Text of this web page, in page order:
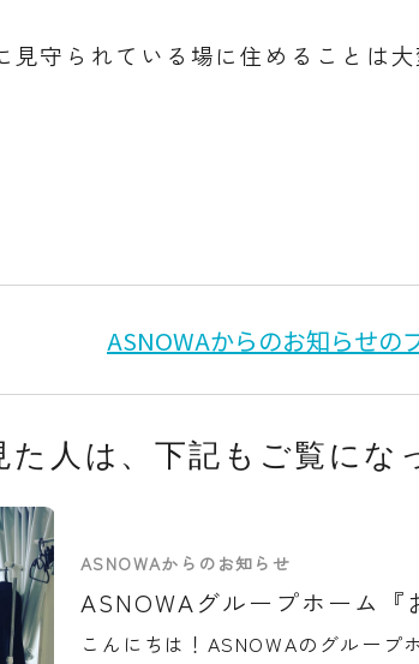
見守られている場に住めることは
ASNOWAからのお知らせの
人は、 下記もご覧にな
ASNOWAからのお知らせ
ASNOWAグループホーム『
こんにちは！ASNOWAのグループ